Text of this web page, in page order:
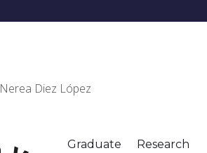
Nerea Diez López
Graduate Research